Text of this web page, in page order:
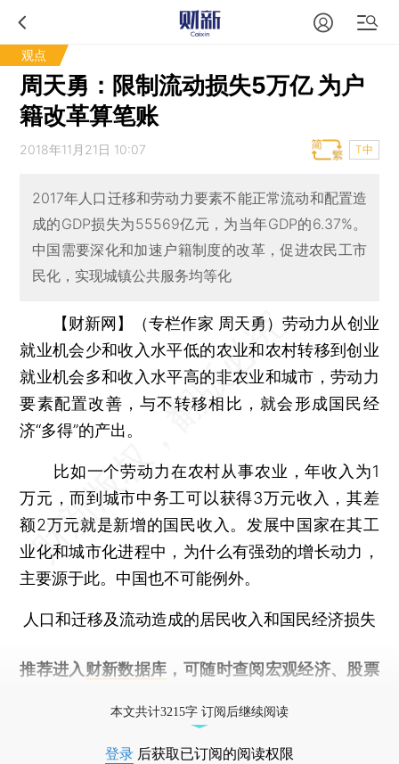
观点
周天勇：限制流动损失5万亿 为户
籍改革算笔账
2018年11月21日 10:07 T中
2017年人口迁移和劳动力要素不能正常流动和配置造
成的GDP损失为55569亿元，为当年GDP的6.37%。
中国需要深化和加速户籍制度的改革，促进农民工市
民化，实现城镇公共服务均等化
【财新网】（专栏作家 周天勇）劳动力从创业
就业机会少和收入水平低的农业和农村转移到创业
就业机会多和收入水平高的非农业和城市，劳动力
要素配置改善，与不转移相比，就会形成国民经
济“多得”的产出。
比如一个劳动力在农村从事农业，年收入为1
万元，而到城市中务工可以获得3万元收入，其差
额2万元就是新增的国民收入。发展中国家在其工
业化和城市化进程中，为什么有强劲的增长动力，
主要源于此。中国也不可能例外。
人口和迁移及流动造成的居民收入和国民经济损失
推荐进入 财新数据库 ，可随时查阅宏观经济、股票
本文共计3215字 订阅后继续阅读
登录 后获取已订阅的阅读权限